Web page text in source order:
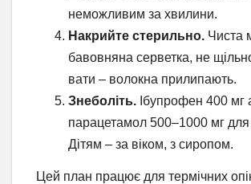
неможливим за хвилини.
Накрийте стерильно. Чиста
бавовняна серветка, не
вати – волокна прилипають.
Знеболіть. Ібупрофен 400 мг
парацетамол 500–1000 мг
Дітям – за віком, з сиропом.
Цей план працює для термічних